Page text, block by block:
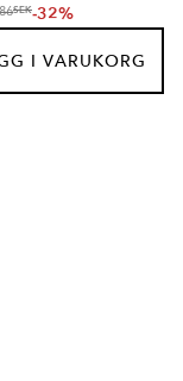
SEK-32%
I VARUKORG